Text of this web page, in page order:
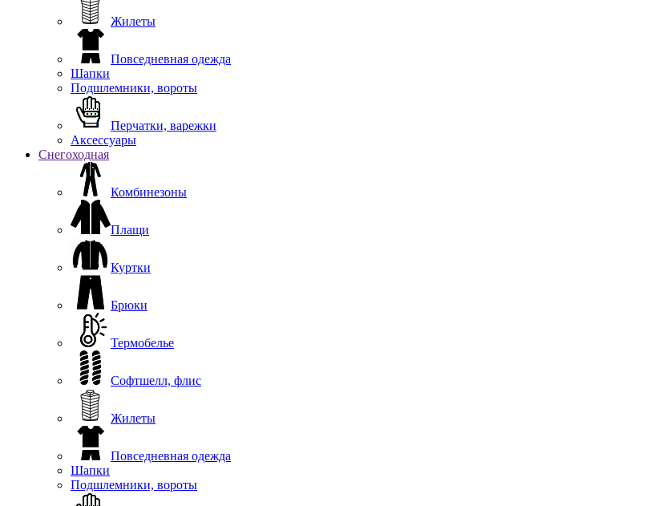
Жилеты
Повседневная одежда
Шапки
Подшлемники, вороты
Перчатки, варежки
Аксессуары
Снегоходная
Комбинезоны
Плащи
Куртки
Брюки
Термобелье
Софтшелл, флис
Жилеты
Повседневная одежда
Шапки
Подшлемники, вороты